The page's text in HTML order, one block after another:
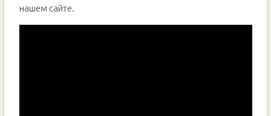
нашем сайте.